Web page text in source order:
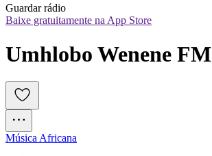
Guardar rádio
Baixe gratuitamente na App Store
Umhlobo Wenene FM
Música Africana